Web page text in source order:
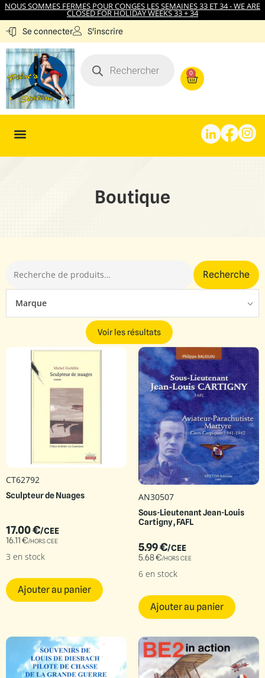
NOUS SOMMES FERMES POUR CONGES LES SEMAINES 33 ET 34 - WE ARE
CLOSED FOR HOLIDAY WEEKS 33 + 34
Se connecter S'inscrire
0
Boutique
Recherche
Marque
Voir les résultats
CT62792
Sculpteur de Nuages
17.00€/CEE
16.11€/HORS CEE
3 en stock
Ajouter au panier
AN30507
Sous-Lieutenant Jean-Louis
Cartigny , FAFL
5.99€/CEE
5.68€/HORS CEE
6 en stock
Ajouter au panier